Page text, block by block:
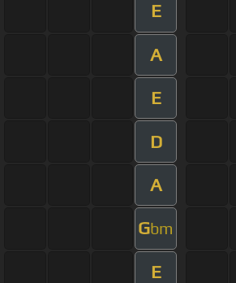
E
A
E
D
A
Gbm
E